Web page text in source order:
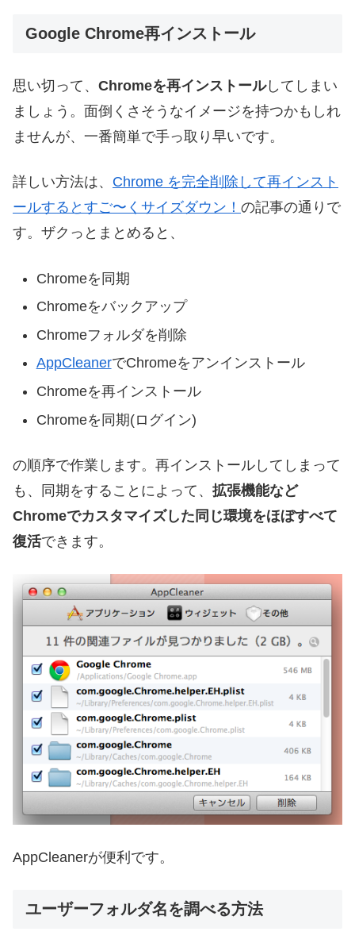
Google Chrome再インストール
思い切って、 Chromeを再インストールしてしまい
ましょう。面倒くさそうなイメージを持つかもしれ
ませんが、一番簡単で手っ取り早いです。
詳しい方法は、 Chrome を完全削除して再インスト
ールするとすご〜くサイズダウン！ の記事の通りで
す。ザクっとまとめると、
Chromeを同期
Chromeをバックアップ
Chromeフォルダを削除
AppCleanerでChromeをアンインストール
Chromeを再インストール
Chromeを同期(ログイン)
の順序で作業します。再インストールしてしまって
も、同期をすることによって、 拡張機能など
Chromeでカスタマイズした同じ環境をほぼすべて
復活できます。
AppCleanerが便利です。
ユーザーフォルダ名を調べる方法